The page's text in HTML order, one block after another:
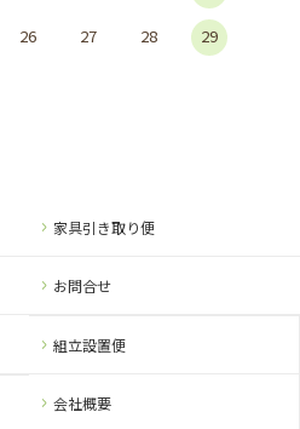
26 27 28 29
組立設置便
会社概要
家具引き取り便
お問合せ